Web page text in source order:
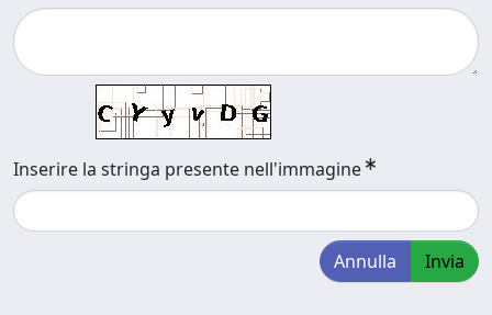
Inserire la stringa presente nell'immagine
Annulla Invia